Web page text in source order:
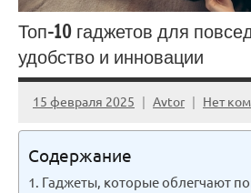
Топ-10 гаджетов для
удобство и инновации
15 февраля 2025 Avtor Нет
Содержание
Гаджеты, которые облегчают